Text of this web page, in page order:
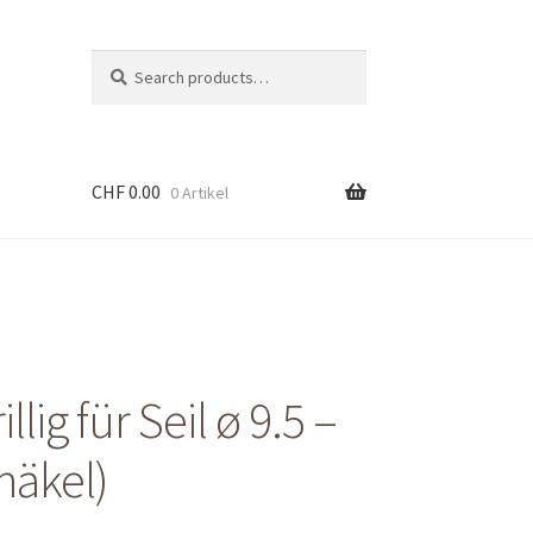
nach:
CHF0.00 0 Artikel
für Seil ø 9.5 –